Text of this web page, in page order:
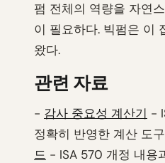
펌 전체의 역량을 자연
이 필요하다. 빅펌은 이
왔다.
관련 자료
- 감사 중요성 계산기 -
정확히 반영한 계산 도
드 - ISA 570 개정 내용